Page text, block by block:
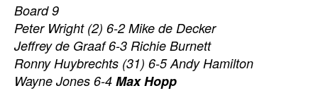
Board 9
Peter Wright (2) 6-2 Mike de Decker
Jeffrey de Graaf 6-3 Richie Burnett
Ronny Huybrechts (31) 6-5 Andy Hamilton
Wayne Jones 6-4 Max Hopp